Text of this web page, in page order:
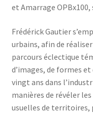
et Amarrage OPBx100,
Frédérick Gautier
urbains, afin de
parcours éclectique
d’images, de formes
vingt ans dans
manières de révéler
usuelles de territoires,